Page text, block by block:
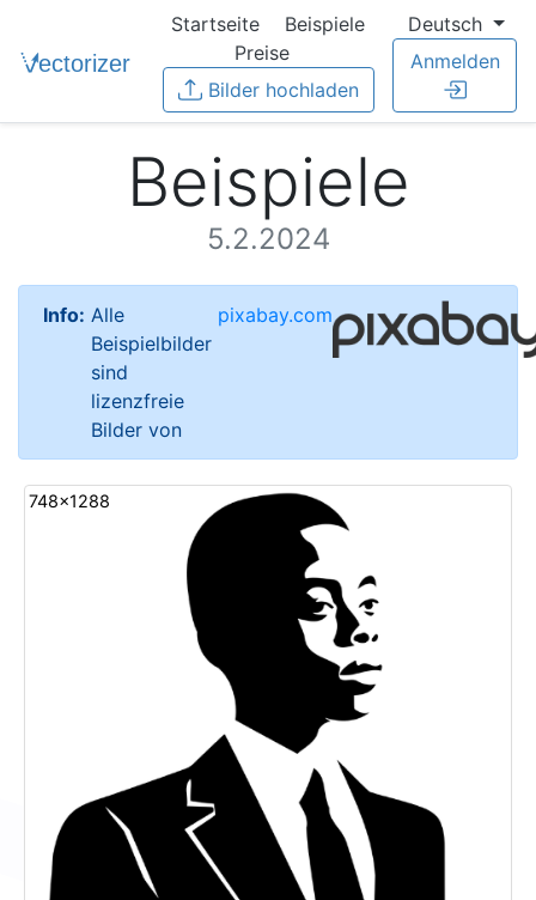
Startseite
Beispiele
Preise
Bilder hochladen
Deutsch
Anmelden
Beispiele
5.2.2024
Info: Alle
Beispielbilder
sind
lizenzfreie
Bilder von
pixabay.com
748x1288